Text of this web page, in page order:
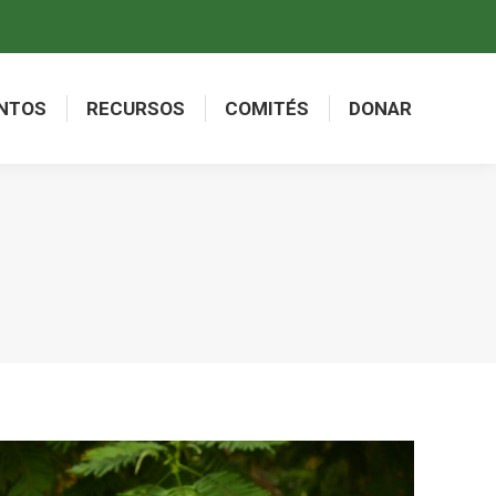
RECURSOS COMITÉS DONAR